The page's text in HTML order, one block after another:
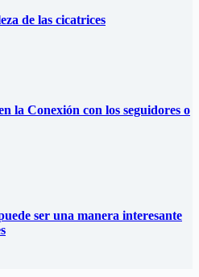
de las cicatrices
la Conexión con los seguidores o
ser una manera interesante